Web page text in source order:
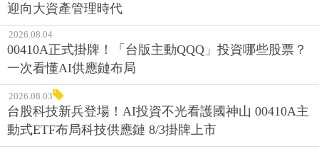
迎向大資產管理時代
2026.08.04
00410A正式掛牌！「台版主動QQQ」投資哪些股票？
一次看懂AI供應鏈布局
2026.08.03
台股科技新兵登場！AI投資不光看護國神山 00410A主
動式ETF布局科技供應鏈 8/3掛牌上市